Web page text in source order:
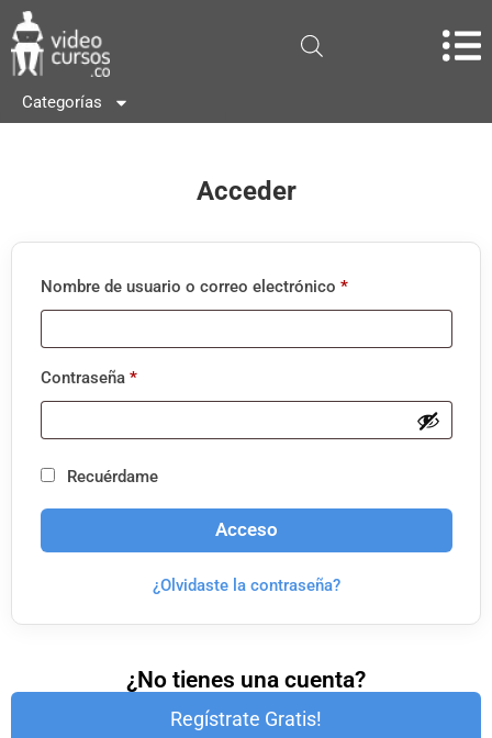
Categorías
Acceder
Nombre de usuario o correo electrónico *
Contraseña *
Recuérdame
Acceso
¿Olvidaste la contraseña?
¿No tienes una cuenta?
Regístrate Gratis!